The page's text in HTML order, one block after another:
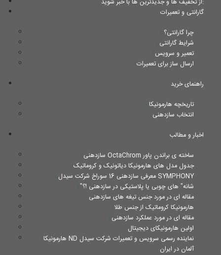
از تخفیف ها و جدیدترین ها با خبر شوید:
گارانتی و تعمیرات
چرا گارانتی؟
شرایط گارانتی
تعمیر و سرویس
ارسال ساز برای تعمیرات
راهنمای خرید
تاریخچه هارمونیکا
انتخاب سازدهنی
اخبار و مطالب
سازدهنی OctaChrom ساخته ی براندن پاور
جدول مدل های هارمونیکا دیاتونیک و کروماتیک
معرفی سازدهنی 16 سوراخ شرکت سیدل SYMPHONY
"شانه" های چوبی یا پلاستیکی در سازدهنی !؟
مقاله ای در مورد جنس تیغه های سازدهنی
هارمونیکا کروماتیک از جنس طلا
مقاله ای در مورد عملکرد سازدهنی
اولین هارمونیکای دیجیتال
هارمونیکا ND نماینده رسمی سرویس و تعمیرات شرکت سیدل
آلمان در ایران